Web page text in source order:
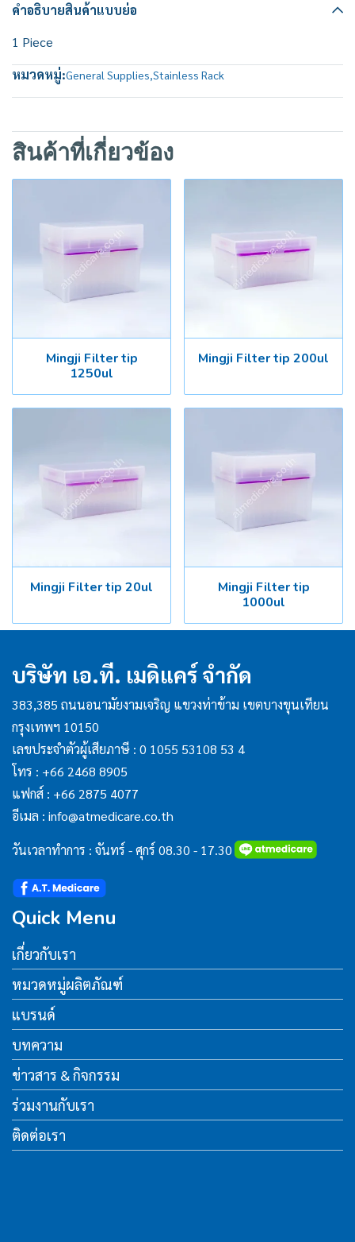
คำอธิบายสินค้าแบบย่อ
1 Piece
หมวดหมู่:General Supplies,Stainless Rack
สินค้าที่เกี่ยวข้อง
Mingji Filter tip
1250ul
Mingji Filter tip 200ul
Mingji Filter tip 20ul
Mingji Filter tip
1000ul
บริษัท เอ.ที. เมดิแคร์ จำกัด
383,385 ถนนอนามัยงามเจริญ แขวงท่าข้าม เขตบางขุนเทียน
กรุงเทพฯ 10150
เลขประจำตัวผู้เสียภาษี : 0 1055 53108 53 4
โทร : +66 2468 8905
แฟกส์ : +66 2875 4077
อีเมล : info@atmedicare.co.th
วันเวลาทำการ : จันทร์ - ศุกร์ 08.30 - 17.30
Quick Menu
เกี่ยวกับเรา
หมวดหมู่ผลิตภัณฑ์
แบรนด์
บทความ
ข่าวสาร & กิจกรรม
ร่วมงานกับเรา
ติดต่อเรา